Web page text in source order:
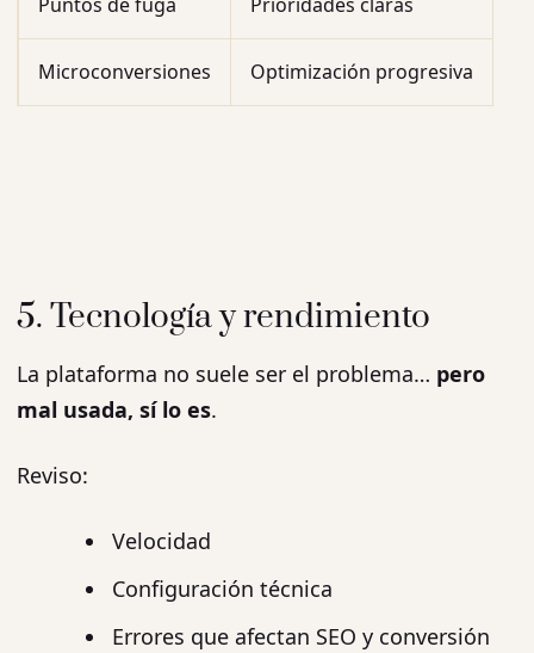
Microconversiones Optimización progresiva
5. Tecnología y rendimiento
La plataforma no suele ser el problema… pero
mal usada, sí lo es.
Reviso:
Velocidad
Configuración técnica
Errores que afectan SEO y conversión